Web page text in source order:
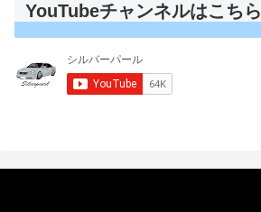
YouTubeチャンネルはこちら